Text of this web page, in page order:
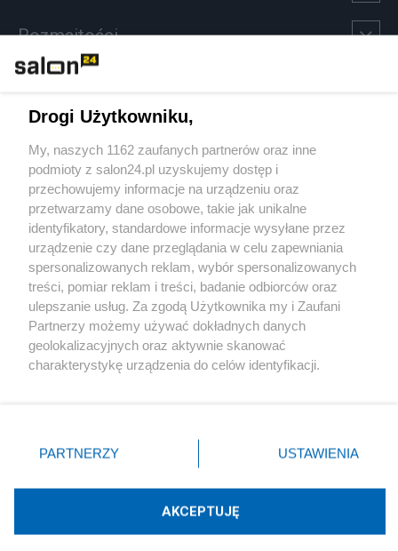
Rozmaitości
Sport
Społeczeństwo
Kultura
X Facebook Instagram Youtube
Technologię dostarcza:W3media.pl
Drogi Użytkowniku,
My, naszych 1162 zaufanych partnerów oraz inne
podmioty z salon24.pl uzyskujemy dostęp i
przechowujemy informacje na urządzeniu oraz
przetwarzamy dane osobowe, takie jak unikalne
identyfikatory, standardowe informacje wysyłane przez
urządzenie czy dane przeglądania w celu zapewniania
spersonalizowanych reklam, wybór spersonalizowanych
treści, pomiar reklam i treści, badanie odbiorców oraz
ulepszanie usług. Za zgodą Użytkownika my i Zaufani
Partnerzy możemy używać dokładnych danych
geolokalizacyjnych oraz aktywnie skanować
charakterystykę urządzenia do celów identyfikacji.
zmienić/wycofać klikając przycisk ustawień prywatności
znajdujący się w lewym dolnym rogu strony
rodzaje przetwarzania danych nie wymagają zgody
użytkownika, ale masz prawo sprzeciwić się takiemu
przetwarzaniu. Preferencje będą miały zastosowania tylko
PARTNERZY USTAWIENIA
AKCEPTUJĘ